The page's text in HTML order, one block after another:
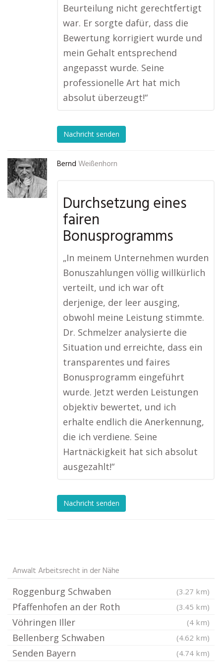
Beurteilung nicht gerechtfertigt
war. Er sorgte dafür, dass die
Bewertung korrigiert wurde und
mein Gehalt entsprechend
angepasst wurde. Seine
professionelle Art hat mich
absolut überzeugt!“
Nachricht senden
Bernd Weißenhorn
Durchsetzung eines
fairen
Bonusprogramms
„In meinem Unternehmen wurden
Bonuszahlungen völlig willkürlich
verteilt, und ich war oft
derjenige, der leer ausging,
obwohl meine Leistung stimmte.
Dr. Schmelzer analysierte die
Situation und erreichte, dass ein
transparentes und faires
Bonusprogramm eingeführt
wurde. Jetzt werden Leistungen
objektiv bewertet, und ich
erhalte endlich die Anerkennung,
die ich verdiene. Seine
Hartnäckigkeit hat sich absolut
ausgezahlt!“
Nachricht senden
Anwalt Arbeitsrecht in der Nähe
Roggenburg Schwaben (3.27 km)
Pfaffenhofen an der Roth (3.45 km)
Vöhringen Iller (4 km)
Bellenberg Schwaben (4.62 km)
Senden Bayern (4.74 km)